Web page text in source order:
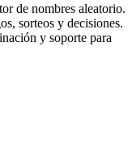
de nombres aleatorio.
sorteos y decisiones.
y soporte para